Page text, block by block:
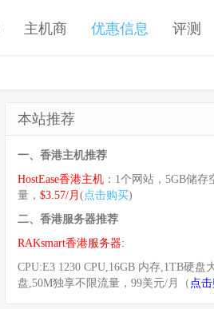
主机商 优惠信息 评测
本站推荐
一、香港主机推荐
HostEase香港主机 ：1个网站，5GB储存
量， $3.57/月 ( 点击购买)
二、香港服务器推荐
RAKsmart香港服务器:
CPU:E3 1230 CPU,16GB 内存,1TB硬盘
盘,50M独享不限流量，99美元/月（ 点